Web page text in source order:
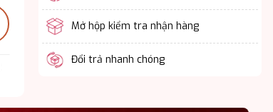
Mở hộp kiểm tra nhận hàng
Đổi trả nhanh chóng